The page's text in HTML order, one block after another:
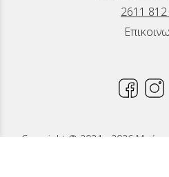
2611
Copyright © 2024 - 2026